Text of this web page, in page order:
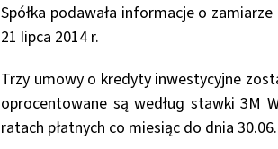
Spółka podawała informacje o
21 lipca 2014 r.
Trzy umowy o kredyty inwestycyjne
oprocentowane są według stawki 3M
ratach płatnych co miesiąc do dnia